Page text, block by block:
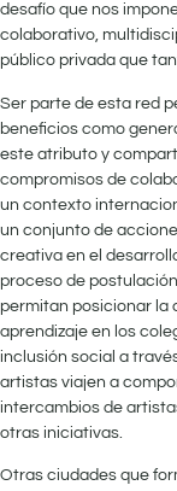
desafío que nos
colaborativo,
público privada que
Ser parte de esta red
beneficios como
este atributo y
compromisos de
un contexto
un conjunto de
creativa en el
proceso de
permitan posicionar la
aprendizaje en los
inclusión social a
artistas viajen a
intercambios de
otras iniciativas.
Otras ciudades que